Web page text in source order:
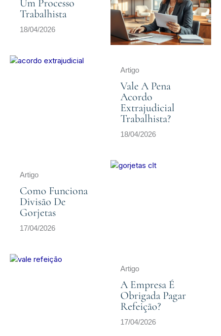
Um Processo
Trabalhista
18/04/2026
Artigo
Vale A Pena
Acordo
Extrajudicial
Trabalhista?
18/04/2026
Artigo
Como Funciona
Divisão De
Gorjetas
17/04/2026
Artigo
A Empresa É
Obrigada Pagar
Refeição?
17/04/2026